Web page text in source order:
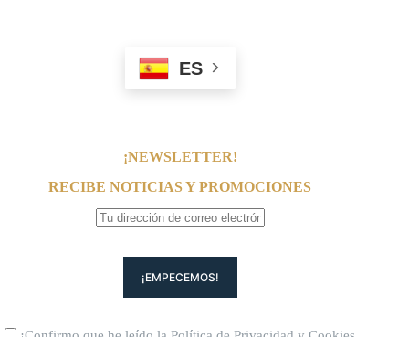
ES
¡NEWSLETTER!
RECIBE NOTICIAS Y PROMOCIONES